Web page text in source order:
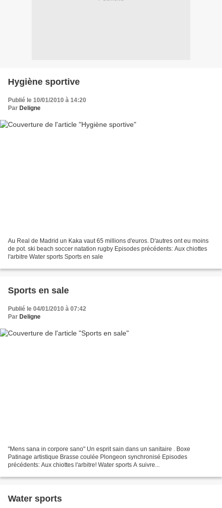
Hygiène sportive
Publié le 10/01/2010 à 14:20
Par Deligne
Au Real de Madrid un Kaka vaut 65 millions d'euros. D'autres ont eu moins
de pot. ski beach soccer natation rugby Episodes précédents: Aux chiottes
l'arbitre Water sports Sports en sale
Sports en sale
Publié le 04/01/2010 à 07:42
Par Deligne
"Mens sana in corpore sano" Un esprit sain dans un sanitaire . Boxe
Patinage artistique Brasse coulée Plongeon synchronisé Episodes
précédents: Aux chiottes l'arbitre! Water sports A suivre...
Water sports